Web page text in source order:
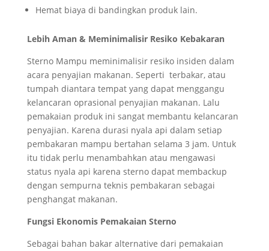
Hemat biaya di bandingkan produk lain.
Lebih Aman & Meminimalisir Resiko Kebakaran
Sterno Mampu meminimalisir resiko insiden dalam
acara penyajian makanan. Seperti terbakar, atau
tumpah diantara tempat yang dapat menggangu
kelancaran oprasional penyajian makanan. Lalu
pemakaian produk ini sangat membantu kelancaran
penyajian. Karena durasi nyala api dalam setiap
pembakaran mampu bertahan selama 3 jam. Untuk
itu tidak perlu menambahkan atau mengawasi
status nyala api karena sterno dapat membackup
dengan sempurna teknis pembakaran sebagai
penghangat makanan.
Fungsi Ekonomis Pemakaian Sterno
Sebagai bahan bakar alternative dari pemakaian